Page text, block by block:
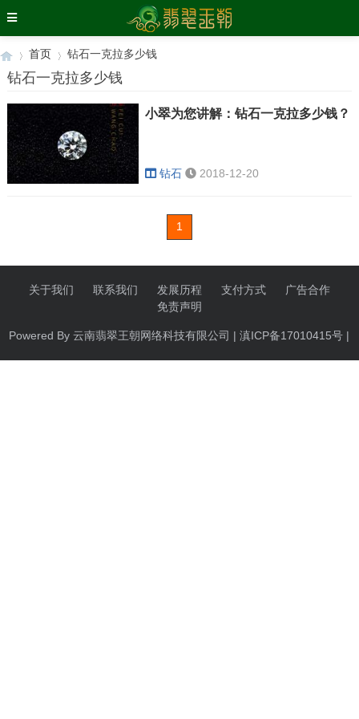
›
首页 钻石一克拉多少钱
钻石一克拉多少钱
小翠为您讲解：钻石一克拉多少钱？
钻石 2018-12-20
1
关于我们 联系我们 发展历程 支付方式
广告合作
免责声明
Powered By 云南翡翠王朝网络科技有限公司 | 滇ICP备17010415号 |